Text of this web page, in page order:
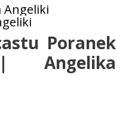
Poranek
Angelika